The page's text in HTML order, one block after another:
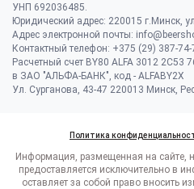
УНП 692036485​.
Юридический адрес: 220015 г.Минск,
Адрес электронной почты:
Контактный телефон: +375 (29) 387-74-
Расчетный счет BY80 ALFA 3012 2C53
в ЗАО "АЛЬФА-БАНК", код - ALFABY2X
Ул. Сурганова, 43-47 220013 Минск,
Политика
Информация, размещенная на сайте,
предоставляется исключительно в
оставляет за собой право вносить